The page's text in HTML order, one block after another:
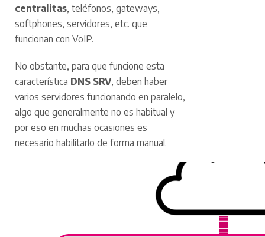
centralitas, teléfonos, gateways,
softphones, servidores, etc. que
funcionan con VoIP.
No obstante, para que funcione esta
característica DNS SRV, deben haber
varios servidores funcionando en paralelo,
algo que generalmente no es habitual y
por eso en muchas ocasiones es
necesario habilitarlo de forma manual.